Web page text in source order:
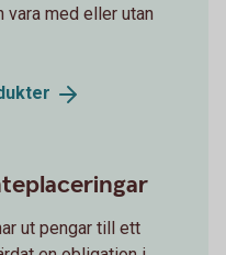
vara med eller utan
ut pengar till ett